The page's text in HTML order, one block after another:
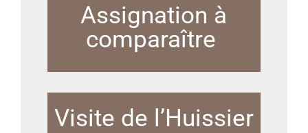
Assignation à
comparaître
Visite de l’Huissier